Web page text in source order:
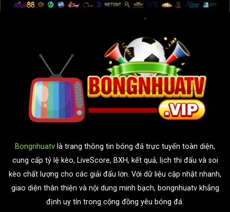
Bongnhuatv là trang thông tin bóng đá trực tuyến toàn diện,
cung cấp tỷ lệ kèo, LiveScore, BXH, kết quả, lịch thi đấu và soi
kèo chất lượng cho các giải đấu lớn. Với dữ liệu cập nhật nhanh,
giao diện thân thiện và nội dung minh bạch, bongnhuatv khẳng
định uy tín trong cộng đồng yêu bóng đá.